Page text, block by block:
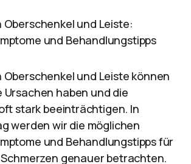
Oberschenkel und Leiste:
und Behandlungstipps
Oberschenkel und Leiste können
haben und die
stark beeinträchtigen. In
werden wir die möglichen
und Behandlungstipps für
genauer betrachten.